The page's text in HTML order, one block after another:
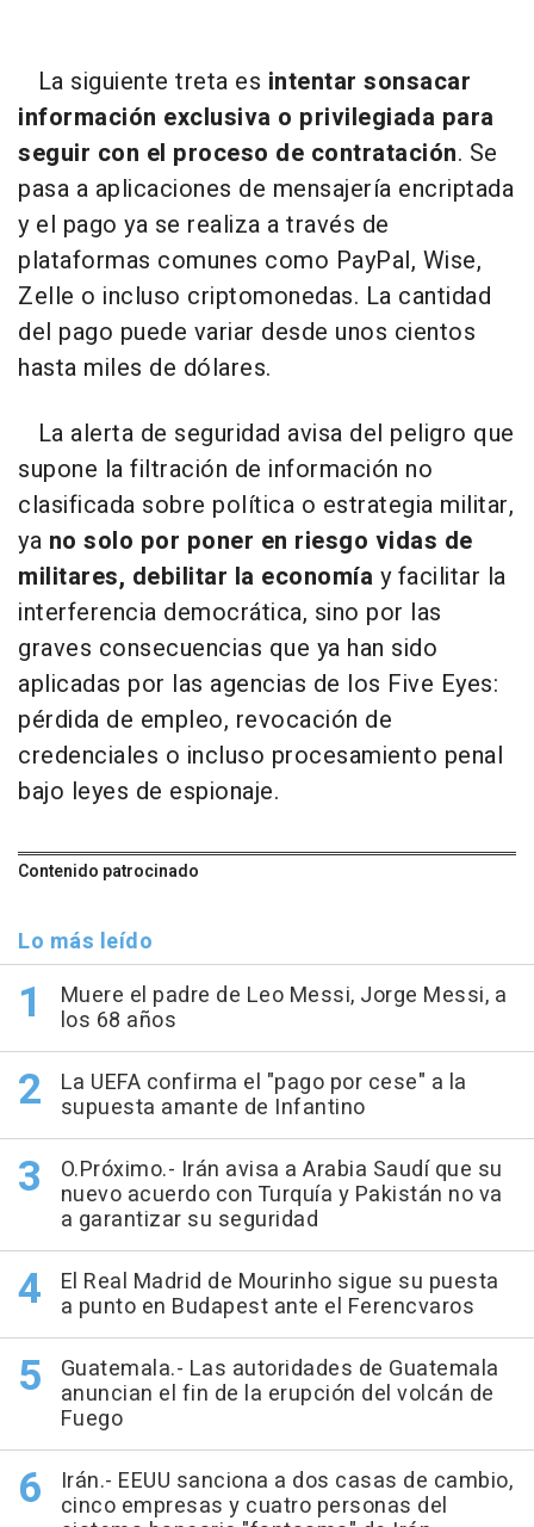
La siguiente treta es intentar sonsacar
información exclusiva o privilegiada para
seguir con el proceso de contratación. Se
pasa a aplicaciones de mensajería encriptada
y el pago ya se realiza a través de
plataformas comunes como PayPal, Wise,
Zelle o incluso criptomonedas. La cantidad
del pago puede variar desde unos cientos
hasta miles de dólares.
La alerta de seguridad avisa del peligro que
supone la filtración de información no
clasificada sobre política o estrategia militar,
ya no solo por poner en riesgo vidas de
militares, debilitar la economía y facilitar la
interferencia democrática, sino por las
graves consecuencias que ya han sido
aplicadas por las agencias de los Five Eyes:
pérdida de empleo, revocación de
credenciales o incluso procesamiento penal
bajo leyes de espionaje.
Contenido patrocinado
Lo más leído
Muere el padre de Leo Messi, Jorge Messi, a
los 68 años
La UEFA confirma el "pago por cese" a la
supuesta amante de Infantino
O.Próximo.- Irán avisa a Arabia Saudí que su
nuevo acuerdo con Turquía y Pakistán no va
a garantizar su seguridad
El Real Madrid de Mourinho sigue su puesta
a punto en Budapest ante el Ferencvaros
Guatemala.- Las autoridades de Guatemala
anuncian el fin de la erupción del volcán de
Fuego
Irán.- EEUU sanciona a dos casas de cambio,
cinco empresas y cuatro personas del